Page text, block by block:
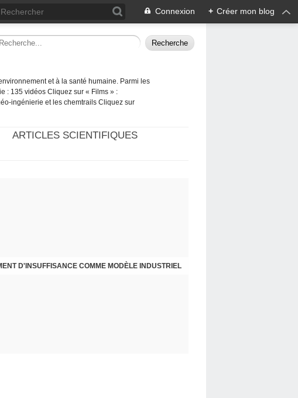
Connexion + Créer mon blog
et à la santé humaine. Parmi les
: 135 vidéos Cliquez sur « Films » :
ingénierie et les chemtrails Cliquez sur
ARTICLES SCIENTIFIQUES
D'INSUFFISANCE COMME MODÈLE INDUSTRIEL
DÉNI MÉDICAL SUR LES EFFETS SECONDAIRES